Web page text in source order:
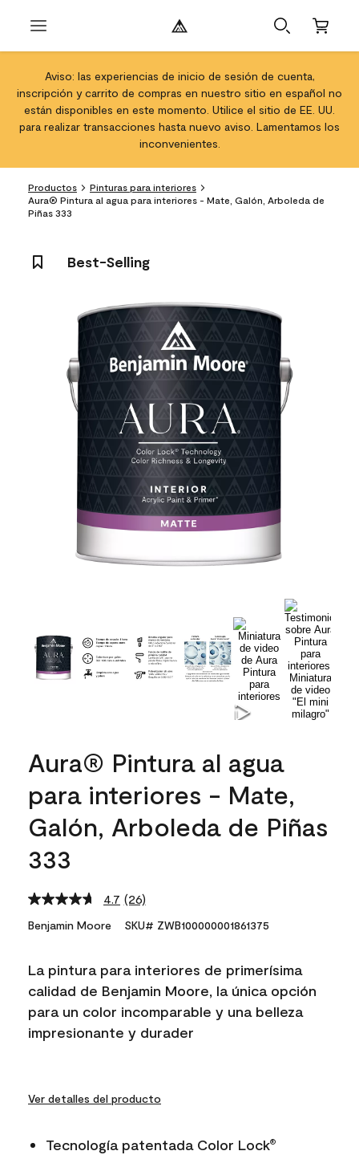
Aviso: las experiencias de inicio de sesión de cuenta,
inscripción y carrito de compras en nuestro sitio en español no
están disponibles en este momento. Utilice el sitio de EE. UU.
para realizar transacciones hasta nuevo aviso. Lamentamos los
inconvenientes.
Productos
Pinturas para interiores
Aura® Pintura al agua para interiores - Mate, Galón, Arboleda de
Piñas 333
Best-Selling
Aura® Pintura al agua
para interiores - Mate,
Galón, Arboleda de Piñas
333
4.7 Read
26
Reviews.
link.
(26)
Benjamin Moore SKU# ZWB100000001861375
La pintura para interiores de primerísima
calidad de Benjamin Moore, la única opción
para un color incomparable y una belleza
impresionante y durader
Ver detalles del producto
Tecnología patentada Color Lock®